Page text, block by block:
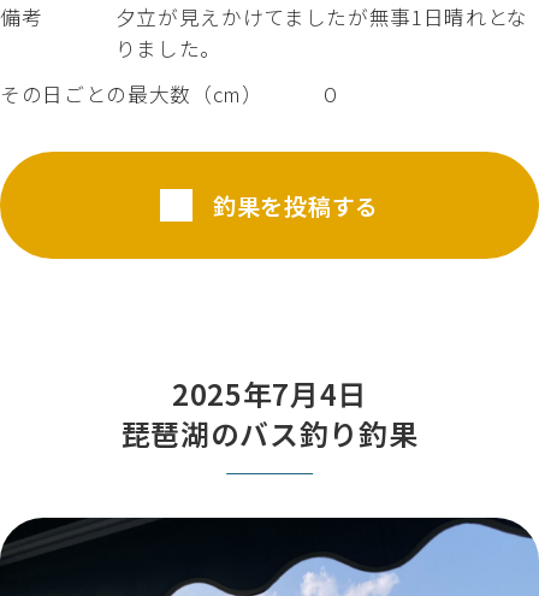
備考
夕立が見えかけてましたが無事1日晴れとな
りました。
その日ごとの最大数（cm）
０
釣果を投稿する
2025年7月4日
琵琶湖のバス釣り釣果